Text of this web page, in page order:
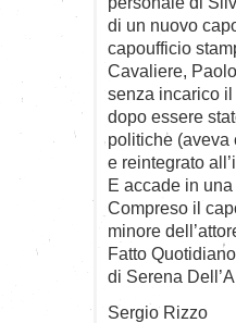
di un nuovo
capoufficio
Cavaliere,
senza incarico
dopo essere
politiche (aveva
e reintegrato
E accade in
Compreso il
minore
Fatto
di Serena
Sergio Rizzo